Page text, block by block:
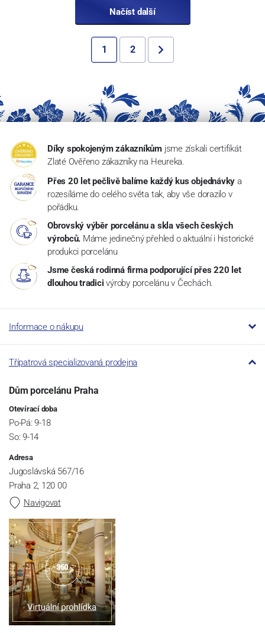
Načíst další
1 2
Díky spokojeným zákazníkům jsme získali certifikát
Zlaté Ověřeno zákazníky na Heureka.
Přes 20 let pečlivě balíme každý kus objednávky a
rozesíláme do celého světa tak, aby vše dorazilo v
pořádku.
Obrovský výběr porcelánu a skla všech českých
výrobců. Máme jedinečný přehled o aktuální i historické
produkci porcelánu
Jsme česká rodinná firma podporující přes 220 let
dlouhou tradici výroby porcelánu v Čechách.
Informace o nákupu
Třípatrová specializovaná prodejna
Dům porcelánu Praha
Otevírací doba
Po-Pá: 9-18
So: 9-14
Adresa
Jugoslávská 567/16
Praha 2, 120 00
Navigovat